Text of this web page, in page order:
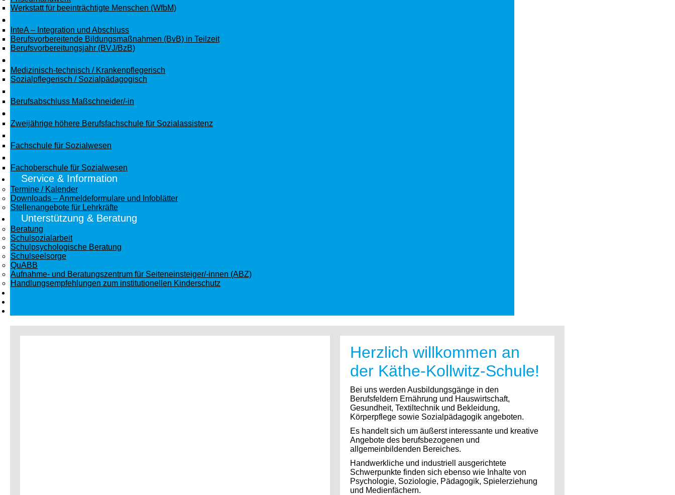
Werkstatt für beeinträchtigte Menschen (WfbM)
InteA – Integration und Abschluss
Berufsvorbereitende Bildungsmaßnahmen (BvB) in Teilzeit
Berufsvorbereitungsjahr (BVJ/BzB)
Medizinisch-technisch / Krankenpflegerisch
Sozialpflegerisch / Sozialpädagogisch
Berufsabschluss Maßschneider/-in
Zweijährige höhere Berufsfachschule für Sozialassistenz
Fachschule für Sozialwesen
Fachoberschule für Sozialwesen
Service & Information
Termine / Kalender
Downloads – Anmeldeformulare und Infoblätter
Stellenangebote für Lehrkräfte
Unterstützung & Beratung
Beratung
Schulsozialarbeit
Schulpsychologische Beratung
Schulseelsorge
QuABB
Aufnahme- und Beratungszentrum für Seiteneinsteiger/-innen (ABZ)
Handlungsempfehlungen zum institutionellen Kinderschutz
Herzlich willkommen an
der Käthe-Kollwitz-Schule!
Bei uns werden Ausbildungsgänge in den
Berufsfeldern Ernährung und Hauswirtschaft,
Gesundheit, Textiltechnik und Bekleidung,
Körperpflege sowie Sozialpädagogik angeboten.
Es handelt sich um äußerst interessante und kreative
Angebote des berufsbezogenen und
allgemeinbildenden Bereiches.
Handwerkliche und industriell ausgerichtete
Schwerpunkte finden sich ebenso wie Inhalte von
Psychologie, Soziologie, Pädagogik, Spielerziehung
und Medienfächern.